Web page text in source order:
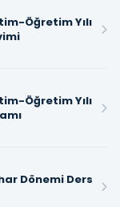
Öğretim Yılı
Öğretim Yılı
Dönemi Ders